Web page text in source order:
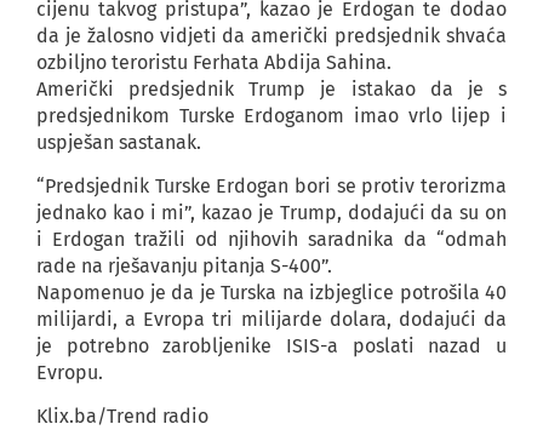
cijenu takvog pristupa”, kazao je Erdogan te dodao
da je žalosno vidjeti da američki predsjednik shvaća
ozbiljno teroristu Ferhata Abdija Sahina.
Američki predsjednik Trump je istakao da je s
predsjednikom Turske Erdoganom imao vrlo lijep i
uspješan sastanak.
“Predsjednik Turske Erdogan bori se protiv terorizma
jednako kao i mi”, kazao je Trump, dodajući da su on
i Erdogan tražili od njihovih saradnika da “odmah
rade na rješavanju pitanja S-400”.
Napomenuo je da je Turska na izbjeglice potrošila 40
milijardi, a Evropa tri milijarde dolara, dodajući da
je potrebno zarobljenike ISIS-a poslati nazad u
Evropu.
Klix.ba/Trend radio